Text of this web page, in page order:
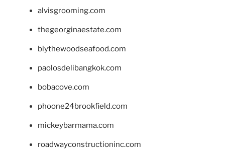
alvisgrooming.com
thegeorginaestate.com
blythewoodseafood.com
paolosdelibangkok.com
bobacove.com
phoone24brookfield.com
mickeybarmama.com
roadwayconstructioninc.com